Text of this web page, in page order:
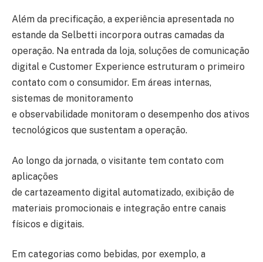
Além da precificação, a experiência apresentada no
estande da Selbetti incorpora outras camadas da
operação. Na entrada da loja, soluções de comunicação
digital e Customer Experience estruturam o primeiro
contato com o consumidor. Em áreas internas,
sistemas de monitoramento
e observabilidade monitoram o desempenho dos ativos
tecnológicos que sustentam a operação.
Ao longo da jornada, o visitante tem contato com
aplicações
de cartazeamento digital automatizado, exibição de
materiais promocionais e integração entre canais
físicos e digitais.
Em categorias como bebidas, por exemplo, a